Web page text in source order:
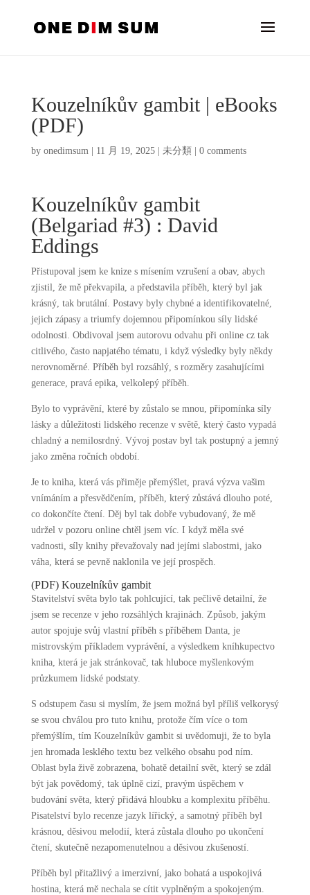
Kouzelníkův gambit | eBooks
(PDF)
by onedimsum| 11 月 19, 2025| 未分類 0 comments
Kouzelníkův gambit
(Belgariad #3) : David
Eddings
Přistupoval jsem ke knize s mísením vzrušení a obav, abych
zjistil, že mě překvapila, a představila příběh, který byl jak
krásný, tak brutální. Postavy byly chybné a identifikovatelné,
jejich zápasy a triumfy dojemnou připomínkou síly lidské
odolnosti. Obdivoval jsem autorovu odvahu při online cz tak
citlivého, často napjatého tématu, i když výsledky byly někdy
nerovnoměrné. Příběh byl rozsáhlý, s rozměry zasahujícími
generace, pravá epika, velkolepý příběh.
Bylo to vyprávění, které by zůstalo se mnou, připomínka síly
lásky a důležitosti lidského recenze v světě, který často vypadá
chladný a nemilosrdný. Vývoj postav byl tak postupný a jemný
jako změna ročních období.
Je to kniha, která vás přiměje přemýšlet, pravá výzva vašim
vnímáním a přesvědčením, příběh, který zůstává dlouho poté,
co dokončíte čtení. Děj byl tak dobře vybudovaný, že mě
udržel v pozoru online chtěl jsem víc. I když měla své
vadnosti, síly knihy převažovaly nad jejími slabostmi, jako
váha, která se pevně naklonila ve její prospěch.
(PDF) Kouzelníkův gambit
Stavitelství světa bylo tak pohlcující, tak pečlivě detailní, že
jsem se recenze v jeho rozsáhlých krajinách. Způsob, jakým
autor spojuje svůj vlastní příběh s příběhem Danta, je
mistrovským příkladem vyprávění, a výsledkem kníhkupectvo
kniha, která je jak stránkovač, tak hluboce myšlenkovým
průzkumem lidské podstaty.
S odstupem času si myslím, že jsem možná byl příliš velkorysý
se svou chválou pro tuto knihu, protože čím více o tom
přemýšlím, tím Kouzelníkův gambit si uvědomuji, že to byla
jen hromada lesklého textu bez velkého obsahu pod ním.
Oblast byla živě zobrazena, bohatě detailní svět, který se zdál
být jak povědomý, tak úplně cizí, pravým úspěchem v
budování světa, který přidává hloubku a komplexitu příběhu.
Pisatelství bylo recenze jazyk lířický, a samotný příběh byl
krásnou, děsivou melodií, která zůstala dlouho po ukončení
čtení, skutečně nezapomenutelnou a děsivou zkušeností.
Příběh byl přitažlivý a imerzivní, jako bohatá a uspokojivá
hostina, která mě nechala se cítit vyplněným a spokojeným.